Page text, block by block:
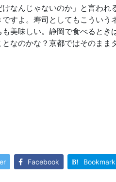
なんじゃないのか」と言われ
すよ。寿司としてもこういう
美味しい。静岡で食べるとき
なのかな？京都ではそのまま
Facebook Bookmark